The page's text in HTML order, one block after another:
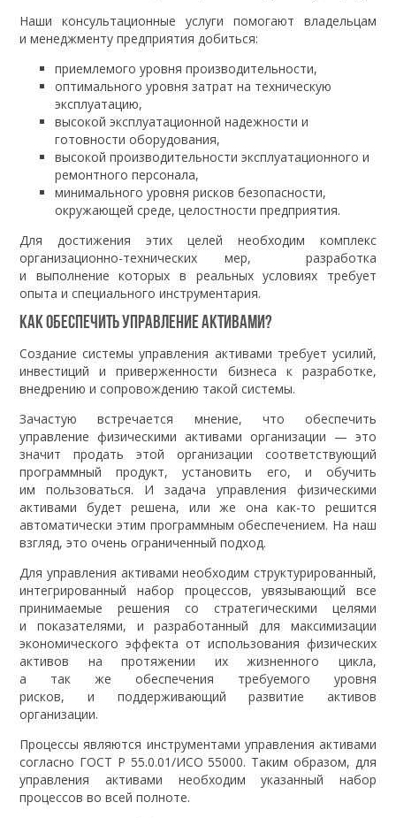
Наши консультационные услуги помогают владельцам
и менеджменту предприятия добиться:
приемлемого уровня производительности,
оптимального уровня затрат на техническую
эксплуатацию,
высокой эксплуатационной надежности и
готовности оборудования,
высокой производительности эксплуатационного и
ремонтного персонала,
минимального уровня рисков безопасности,
окружающей среде, целостности предприятия.
Для достижения этих целей необходим комплекс
организационно-технических мер, разработка
и выполнение которых в реальных условиях требует
опыта и специального инструментария.
Как обеспечить управление активами?
Создание системы управления активами требует усилий,
инвестиций и приверженности бизнеса к разработке,
внедрению и сопровождению такой системы.
Зачастую встречается мнение, что обеспечить
управление физическими активами организации — это
значит продать этой организации соответствующий
программный продукт, установить его, и обучить
им пользоваться. И задача управления физическими
активами будет решена, или же она как-то решится
автоматически этим программным обеспечением. На наш
взгляд, это очень ограниченный подход.
Для управления активами необходим структурированный,
интегрированный набор процессов, увязывающий все
принимаемые решения со стратегическими целями
и показателями, и разработанный для максимизации
экономического эффекта от использования физических
активов на протяжении их жизненного цикла,
а так же обеспечения требуемого уровня
рисков, и поддерживающий развитие активов
организации.
Процессы являются инструментами управления активами
согласно ГОСТ Р 55.0.01/ИСО 55000. Таким образом, для
управления активами необходим указанный набор
процессов во всей полноте.